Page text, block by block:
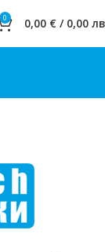
0 0,00 € / 0,00